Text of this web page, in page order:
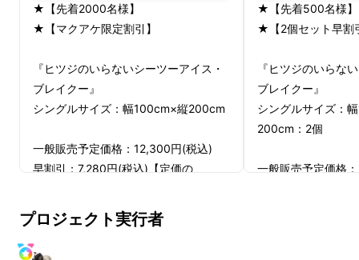
い ひんやり感・・・！
★【先着2000名様】
★【マクアケ限定割引】
『ヒツジのいらないシーツーアイス・
ブレイクー』
シングルサイズ：幅100cm×縦200cm
一般販売予定価格：12,300円(税込)
早割引：7,280円(税込)【定価の
※仕様・デザインについては予告なく
変更になる場合がございます。
★【先着500名様】
★【2個セット早割
『ヒツジのいらな
ブレイクー』
シングルサイズ：
200cm：2個
一般販売予定価格
プロジェクト実行者